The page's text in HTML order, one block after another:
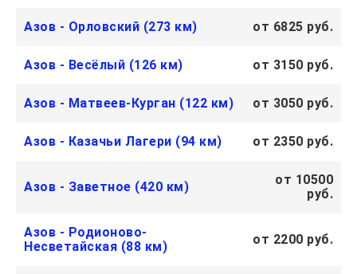
Азов - Орловский (273 км) от 6825 руб.
Азов - Весёлый (126 км) от 3150 руб.
Азов - Матвеев-Курган (122 км) от 3050 руб.
Азов - Казачьи Лагери (94 км) от 2350 руб.
Азов - Заветное (420 км)
от 10500
руб.
Азов - Родионово-
Несветайская (88 км)
от 2200 руб.